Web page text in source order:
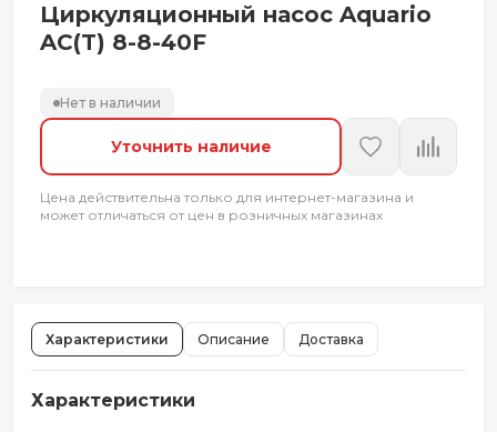
Циркуляционный насос Aquario
AC(T) 8-8-40F
Нет в наличии
Уточнить наличие
Цена действительна только для интернет-магазина и
может отличаться от цен в розничных магазинах
Характеристики Описание Доставка
Характеристики